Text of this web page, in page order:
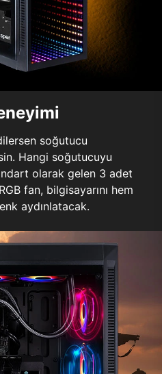
soğutucu
Hangi soğutucuyu
olarak gelen 3 adet
fan, bilgisayarını hem
aydınlatacak.